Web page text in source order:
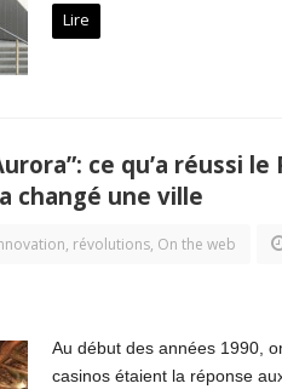
Lire
ce qu’a réussi
changé une ville
révolutions, On the web
Au début des années 1990,
casinos étaient la réponse